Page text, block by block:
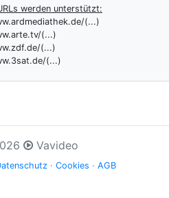
werden unterstützt:
(...)
(...)
(...)
(...)
Vavideo
· Cookies · AGB